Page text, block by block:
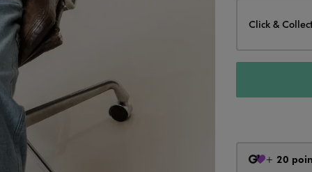
Click &
+ 20